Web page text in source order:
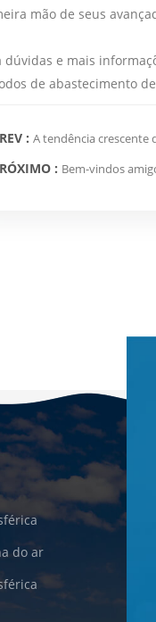
mão de seus
dúvidas e mais
de abastecimento
: A tendência crescente
: Bem-vindos
do ar